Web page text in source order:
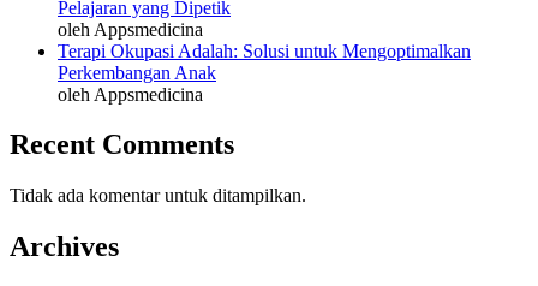
Pelajaran yang Dipetik
oleh Appsmedicina
Terapi Okupasi Adalah: Solusi untuk Mengoptimalkan
Perkembangan Anak
oleh Appsmedicina
Recent Comments
Tidak ada komentar untuk ditampilkan.
Archives